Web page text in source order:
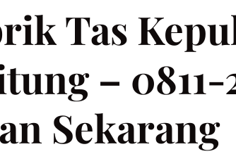
Tas
– 0811-
Sekarang